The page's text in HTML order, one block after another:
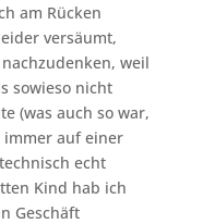
am Rücken
versäumt,
weil
sowieso nicht
(was auch so war,
immer auf einer
echt
Kind hab ich
Geschäft